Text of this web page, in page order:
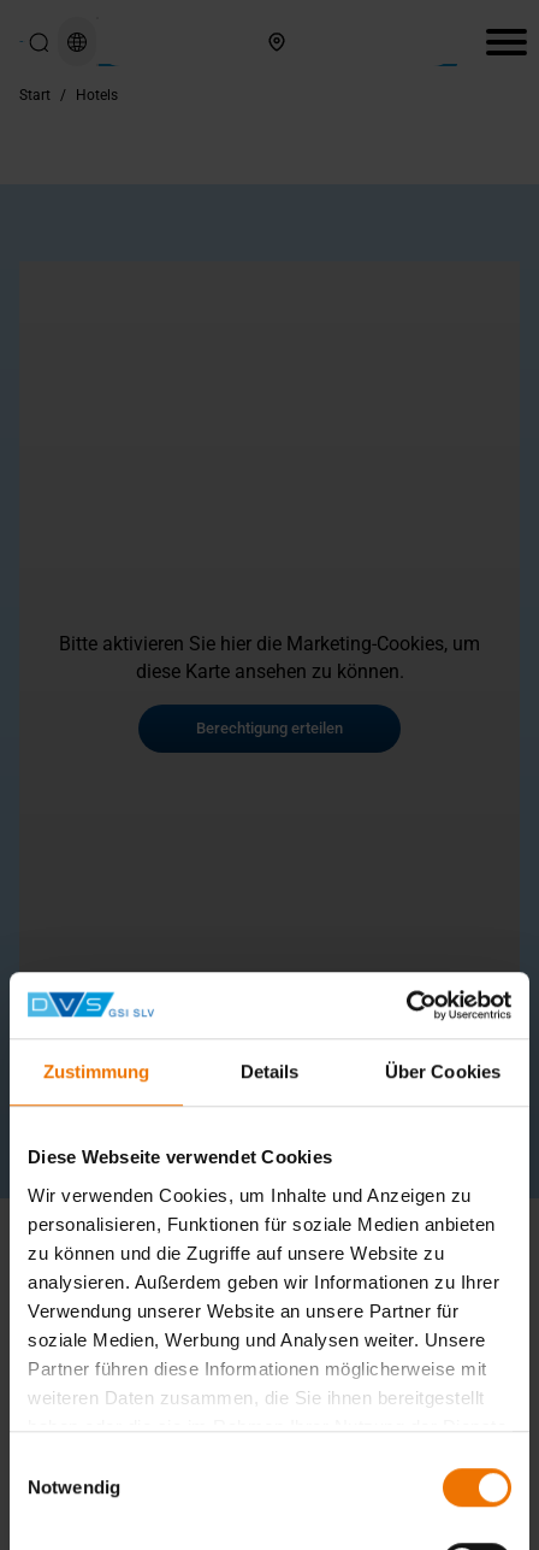
Zustimmung Details Über Cookies
Diese Webseite verwendet Cookies
Wir verwenden Cookies, um Inhalte und Anzeigen zu
personalisieren, Funktionen für soziale Medien anbieten
zu können und die Zugriffe auf unsere Website zu
analysieren. Außerdem geben wir Informationen zu Ihrer
Verwendung unserer Website an unsere Partner für
soziale Medien, Werbung und Analysen weiter. Unsere
Partner führen diese Informationen möglicherweise mit
weiteren Daten zusammen, die Sie ihnen bereitgestellt
haben oder die sie im Rahmen Ihrer Nutzung der Dienste
Notwendig
Start / Hotels
Bitte aktivieren Sie hier die Marketing-Cookies, um
diese Karte ansehen zu können.
Berechtigung erteilen
Adresse der Niederlassung
Kooperierendes Hotel mit der GSI oder einer SLV
Niederlassung
Bei der Buchung Stichwort der Niederlassung
angeben